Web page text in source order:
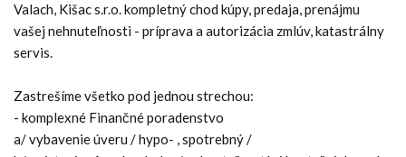
Valach, Kišac s.r.o. kompletný chod kúpy, predaja, prenájmu
vašej nehnuteľnosti - príprava a autorizácia zmlúv, katastrálny
servis.
Zastrešíme všetko pod jednou strechou:
- komplexné Finančné poradenstvo
a/ vybavenie úveru / hypo- , spotrebný /